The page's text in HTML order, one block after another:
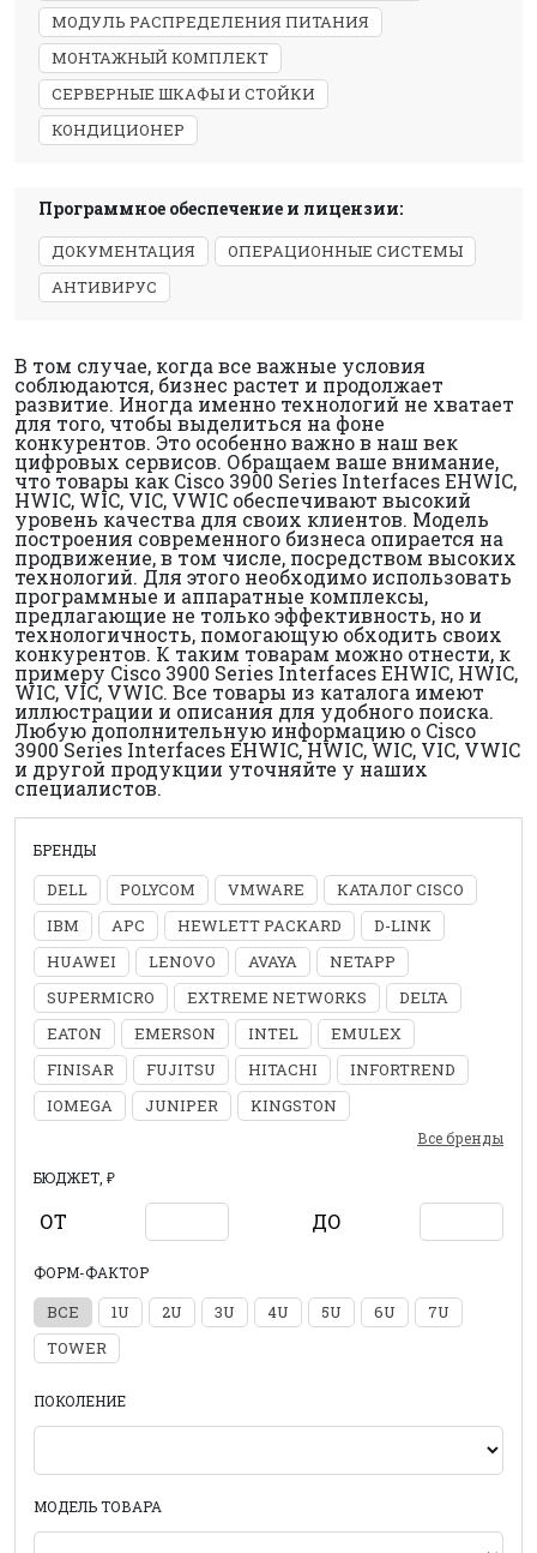
МОДУЛЬ РАСПРЕДЕЛЕНИЯ ПИТАНИЯ
МОНТАЖНЫЙ КОМПЛЕКТ
СЕРВЕРНЫЕ ШКАФЫ И СТОЙКИ
КОНДИЦИОНЕР
Программное обеспечение и лицензии:
ДОКУМЕНТАЦИЯ
ОПЕРАЦИОННЫЕ СИСТЕМЫ
АНТИВИРУС
В том случае, когда все важные условия
соблюдаются, бизнес растет и продолжает
развитие. Иногда именно технологий не хватает
для того, чтобы выделиться на фоне
конкурентов. Это особенно важно в наш век
цифровых сервисов. Обращаем ваше внимание,
что товары как Cisco 3900 Series Interfaces EHWIC,
HWIC, WIC, VIC, VWIC обеспечивают высокий
уровень качества для своих клиентов. Модель
построения современного бизнеса опирается на
продвижение, в том числе, посредством высоких
технологий. Для этого необходимо использовать
программные и аппаратные комплексы,
предлагающие не только эффективность, но и
технологичность, помогающую обходить своих
конкурентов. К таким товарам можно отнести, к
примеру Cisco 3900 Series Interfaces EHWIC, HWIC,
WIC, VIC, VWIC. Все товары из каталога имеют
иллюстрации и описания для удобного поиска.
Любую дополнительную информацию о Cisco
3900 Series Interfaces EHWIC, HWIC, WIC, VIC, VWIC
и другой продукции уточняйте у наших
специалистов.
БРЕНДЫ
DELL POLYCOM VMWARE
КАТАЛОГ CISCO
IBM
APC HEWLETT PACKARD
D-LINK
HUAWEI
LENOVO AVAYA
NETAPP
SUPERMICRO
EXTREME NETWORKS
DELTA
EATON
EMERSON INTEL
EMULEX
FINISAR
FUJITSU HITACHI
INFORTREND
IOMEGA
JUNIPER KINGSTON
Все бренды
БЮДЖЕТ, ₽
ОТ ДО
ФОРМ-ФАКТОР
ВСЕ 1U 2U 3U 4U 5U 6U
7U
TOWER
ПОКОЛЕНИЕ
МОДЕЛЬ ТОВАРА